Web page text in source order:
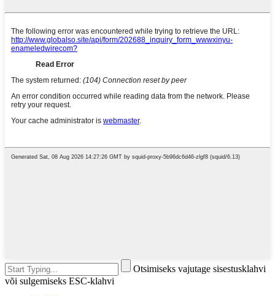
Otsimiseks vajutage sisestusklahvi
või sulgemiseks ESC-klahvi